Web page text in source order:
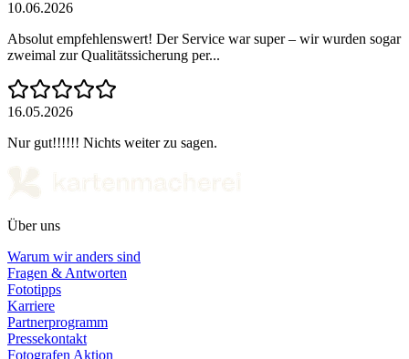
10.06.2026
Absolut empfehlenswert! Der Service war super – wir wurden sogar
zweimal zur Qualitätssicherung per...
16.05.2026
Nur gut!!!!!! Nichts weiter zu sagen.
Über uns
Warum wir anders sind
Fragen & Antworten
Fototipps
Karriere
Partnerprogramm
Pressekontakt
Fotografen Aktion